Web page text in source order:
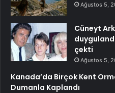
Ağustos 5,
Cüneyt
çekti
Ağustos 5,
Kanada’da Birçok Kent
Dumanla Kaplandı